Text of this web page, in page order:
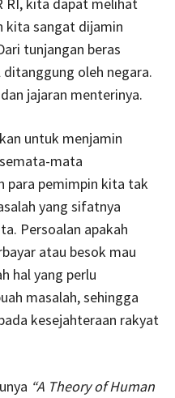
kita sangat dijamin
tunjangan beras
oleh negara.
jajaran menterinya.
untuk menjamin
mata
para pemimpin kita tak
yang sifatnya
Persoalan apakah
atau besok mau
hal yang perlu
masalah, sehingga
kesejahteraan rakyat
“A Theory of Human